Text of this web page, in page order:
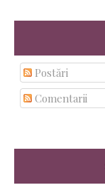
Postări
Comentarii